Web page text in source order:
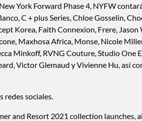
York Forward Phase 4, NYFW
C + plus Series, Chloe Gosselin,
Korea, Faith Connexion, Frere, Jason
Maxhosa Africa, Monse, Nicole
Minkoff, RVNG Couture, Studio One
Victor Glemaud y Vivienne Hu, así
redes sociales.
and Resort 2021 collection launches,